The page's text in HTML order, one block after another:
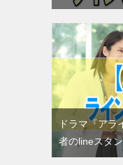
ドラマ『アラ
者のlineスタ